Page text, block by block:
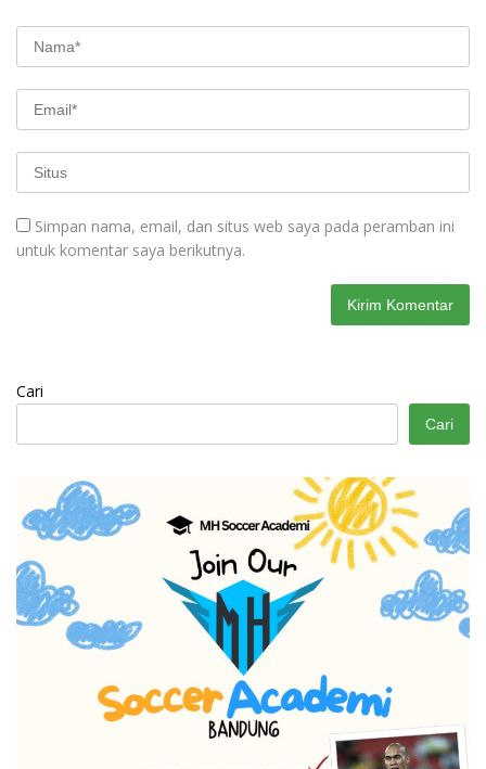
Simpan nama, email, dan situs web saya pada peramban ini
untuk komentar saya berikutnya.
Cari
Cari